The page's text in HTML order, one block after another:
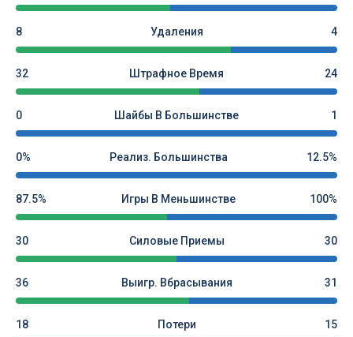
8 Удаления 4
32 Штрафное Время 24
0 Шайбы В Большинстве 1
0% Реализ. Большинства 12.5%
87.5% Игры В Меньшинстве 100%
30 Силовые Приемы 30
36 Выигр. Вбрасывания 31
18 Потери 15